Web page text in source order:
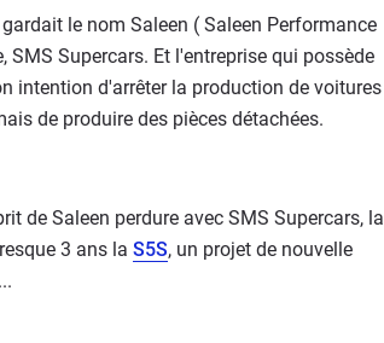
le nom Saleen ( Saleen Performance
Supercars. Et l'entreprise qui possède
intention d'arrêter la production de voitures
de produire des pièces détachées.
de Saleen perdure avec SMS Supercars, la
3 ans la S5S, un projet de nouvelle